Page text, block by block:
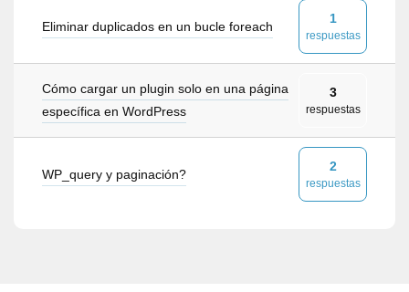
Eliminar duplicados en un bucle foreach
1
respuestas
Cómo cargar un plugin solo en una página
específica en WordPress
3
respuestas
WP_query y paginación?
2
respuestas